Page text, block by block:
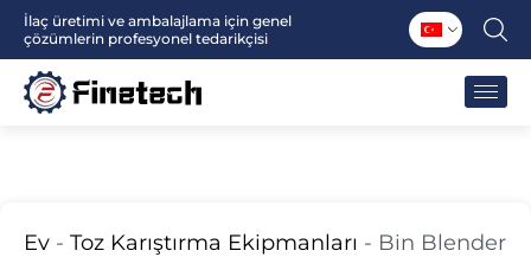
İçeriğe
atla
İlaç üretimi ve ambalajlama için genel
çözümlerin profesyonel tedarikçisi
Ev - Toz Karıştırma Ekipmanları - Bin Blender